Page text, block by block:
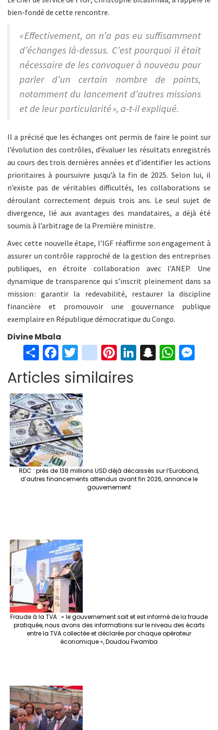
bien-fondé de cette rencontre.
« Effectivement, on n’a pas eu suffisamment
d’échanges là-dessus. C’est pourquoi il était
nécessaire de les convoquer à nouveau pour
parler d’un certain nombre de points,
notamment du lancement d’autres missions
et de leur particularité », a-t-il expliqué.
Il a précisé que les échanges ont permis de faire le point sur
l’évolution des contrôles, d’évaluer les résultats enregistrés
au cours des trois dernières années et d’identifier les actions
prioritaires à poursuivre jusqu’à la fin de 2025. Selon lui, il
n’existe pas de véritables difficultés, les collaborations se
déroulant correctement depuis trois ans. Le seul sujet de
divergence, lié aux avantages des mandataires, a déjà été
soumis à l’arbitrage de la Première ministre.
Avec cette nouvelle étape, l’IGF réaffirme son engagement à
assurer un contrôle rapproché de la gestion des entreprises
publiques, en étroite collaboration avec l’ANEP. Une
dynamique de transparence qui s’inscrit pleinement dans sa
mission : garantir la redevabilité, restaurer la discipline
financière et promouvoir une gouvernance publique
exemplaire en République démocratique du Congo.
Divine Mbala
S
h
ar
e
Fa
ce
b
o
o
k
T
wi
tt
er
in
st
ag
Pi
er
Li S W
Articles similaires
RDC : près de 138 millions USD déjà décaissés sur l’Eurobond,
d’autres financements attendus avant fin 2026, annonce le
gouvernement
Fraude à la TVA : « le gouvernement sait et est informé de la fraude
pratiquée, nous avons des informations sur le niveau des écarts
entre la TVA collectée et déclarée par chaque opérateur
économique », Doudou Fwamba